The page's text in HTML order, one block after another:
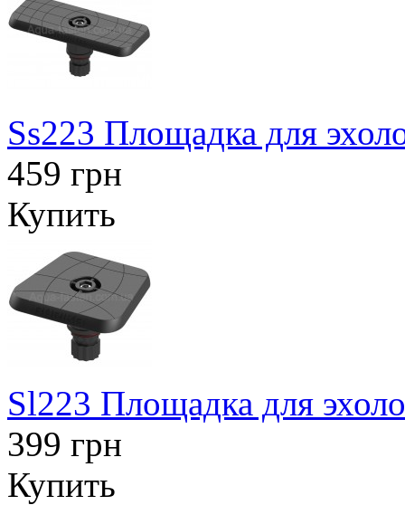
Ss223 Площадка для
459 грн
Купить
Sl223 Площадка для
399 грн
Купить